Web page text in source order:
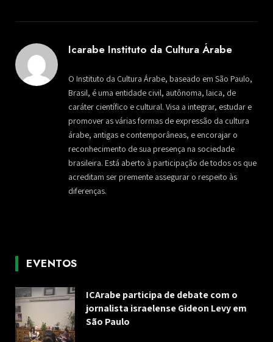
Icarabe Instituto da Cultura Árabe
O Instituto da Cultura Árabe, baseado em São Paulo,
Brasil, é uma entidade civil, autônoma, laica, de
caráter científico e cultural. Visa a integrar, estudar e
promover as várias formas de expressão da cultura
árabe, antigas e contemporâneas, e encorajar o
reconhecimento de sua presença na sociedade
brasileira. Está aberto à participação de todos os que
acreditam ser premente assegurar o respeito às
diferenças.
EVENTOS
ICArabe participa de debate com o
jornalista israelense Gideon Levy em
São Paulo